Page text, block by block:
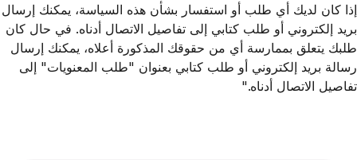
إذا كان لديك أي طلب أو استفسار بشأن هذه السياسة، يمكنك إرسال
بريد إلكتروني أو طلب كتابي إلى تفاصيل الاتصال أدناه. في حال كان
طلبك يتعلق بممارسة أي من حقوقك المذكورة أعلاه، يمكنك إرسال
رسالة بريد إلكتروني أو طلب كتابي بعنوان "طلب المعنويات" إلى
تفاصيل الاتصال أدناه."